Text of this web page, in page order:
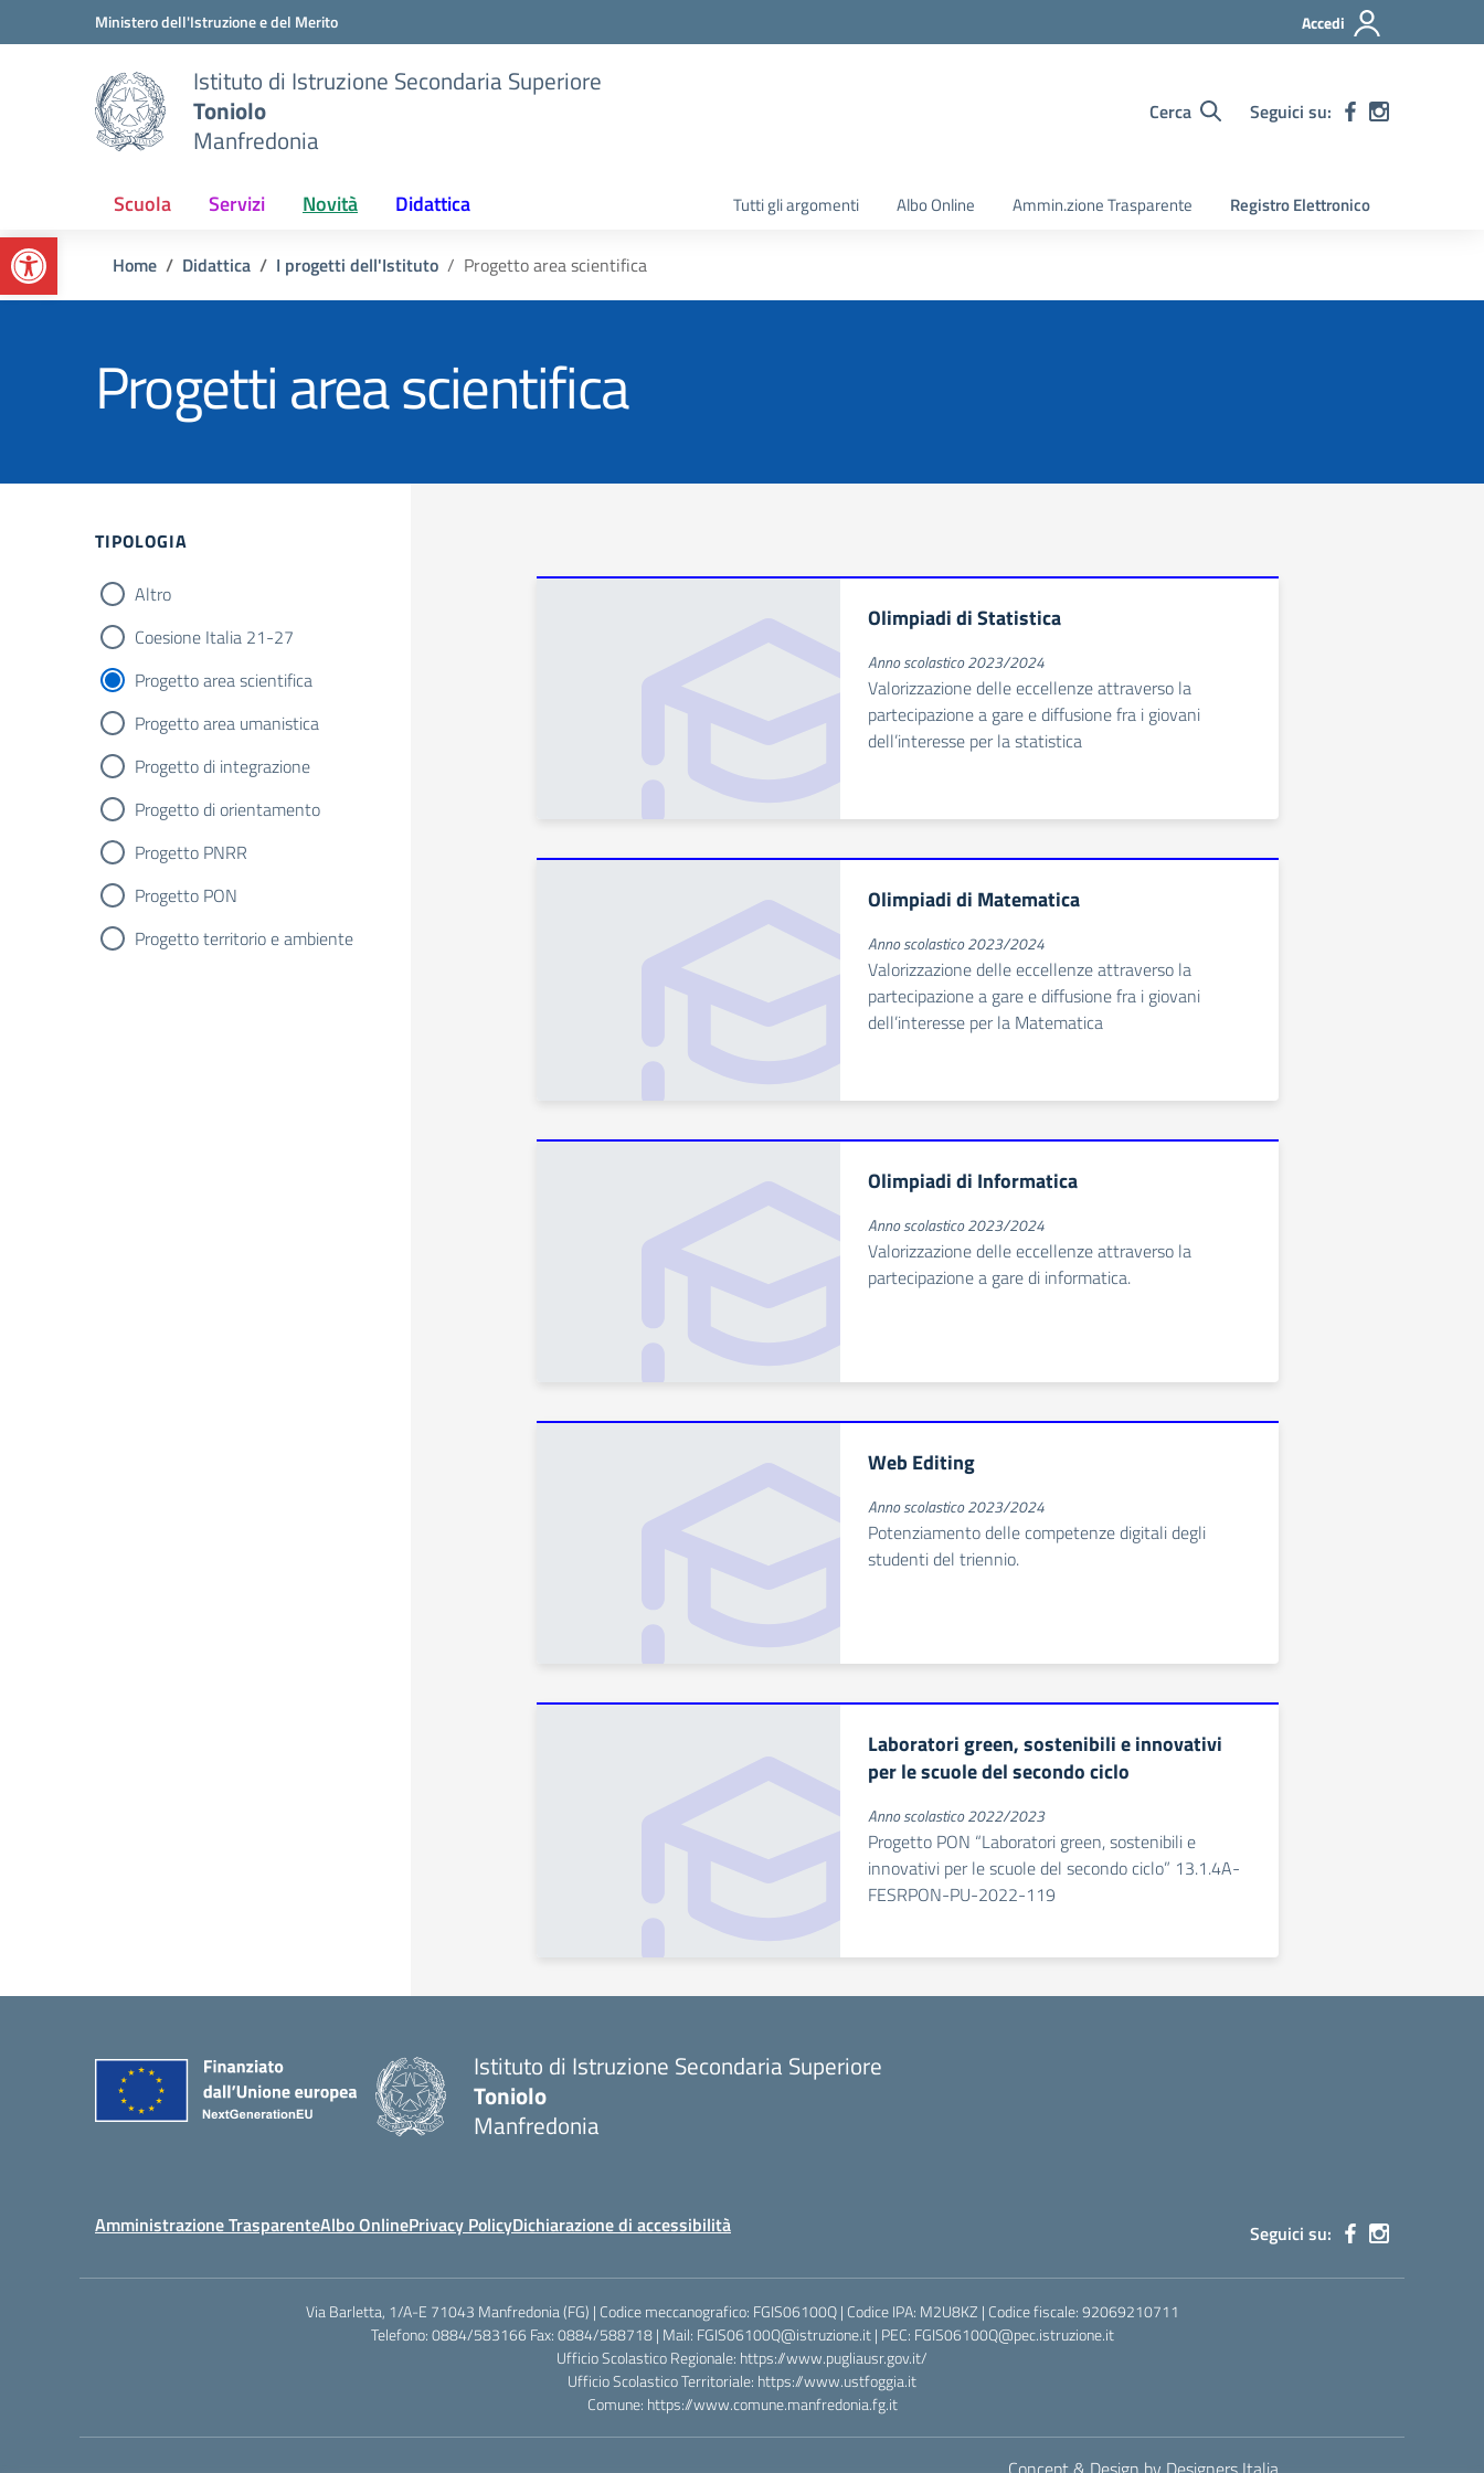
Apri la barra degli strumenti
Vai ai contenuti
Vai al menu di navigazioneMinistero dell'Istruzione e del Merito Accedi
Istituto di Istruzione Secondaria Superiore
Toniolo
Manfredonia
Cerca Seguici su:
Scuola Servizi Novità Didattica Tutti gli argomenti Albo Online Ammin.zione Trasparente Registro Elettronico
Home Didattica I progetti dell'Istituto Progetto area scientifica
Progetti area scientifica
TIPOLOGIA
Altro
Coesione Italia 21-27
Progetto area scientifica
Progetto area umanistica
Progetto di integrazione
Progetto di orientamento
Progetto PNRR
Progetto PON
Progetto territorio e ambiente
Olimpiadi di Statistica
Anno scolastico 2023/2024
Valorizzazione delle eccellenze attraverso la
partecipazione a gare e diffusione fra i giovani
dell’interesse per la statistica
Olimpiadi di Matematica
Anno scolastico 2023/2024
Valorizzazione delle eccellenze attraverso la
partecipazione a gare e diffusione fra i giovani
dell’interesse per la Matematica
Olimpiadi di Informatica
Anno scolastico 2023/2024
Valorizzazione delle eccellenze attraverso la
partecipazione a gare di informatica.
Web Editing
Anno scolastico 2023/2024
Potenziamento delle competenze digitali degli
studenti del triennio.
Laboratori green, sostenibili e innovativi
per le scuole del secondo ciclo
Anno scolastico 2022/2023
Progetto PON “Laboratori green, sostenibili e
innovativi per le scuole del secondo ciclo” 13.1.4A-
FESRPON-PU-2022-119
Istituto di Istruzione Secondaria Superiore
Toniolo
Manfredonia
Amministrazione TrasparenteAlbo OnlinePrivacy PolicyDichiarazione di accessibilità Seguici su:
Via Barletta, 1/A-E 71043 Manfredonia (FG) | Codice meccanografico: FGIS06100Q | Codice IPA: M2U8KZ | Codice fiscale: 92069210711
Telefono: 0884/583166 Fax: 0884/588718 | Mail: FGIS06100Q@istruzione.it | PEC: FGIS06100Q@pec.istruzione.it
Ufficio Scolastico Regionale: https://www.pugliausr.gov.it/
Ufficio Scolastico Territoriale: https://www.ustfoggia.it
Comune: https://www.comune.manfredonia.fg.it